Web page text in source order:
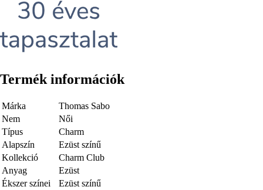
Termék információk
Márka
Thomas Sabo
Nem
Női
Típus
Charm
Alapszín
Ezüst színű
Kollekció
Charm Club
Anyag
Ezüst
Ékszer színei
Ezüst színű